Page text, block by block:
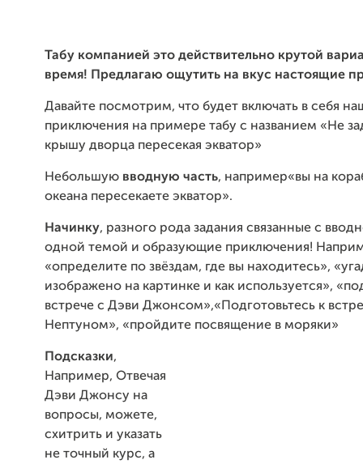
Табу компанией это действительно крутой
время! Предлагаю ощутить на вкус настоящие
Давайте посмотрим, что будет включать в себя
приключения на примере табу с названием «Не
крышу дворца пересекая экватор»
Небольшую вводную часть, например«вы на
океана пересекаете экватор».
Начинку, разного рода задания связанные с
одной темой и образующие приключения!
«определите по звёздам, где вы находитесь»,
изображено на картинке и как используется»,
встрече с Дэви Джонсом»,«Подготовьтесь к
Нептуном», «пройдите посвящение в моряки»
Подсказки,
Например, Отвечая
Дэви Джонсу на
вопросы, можете,
схитрить и указать
не точный курс, а